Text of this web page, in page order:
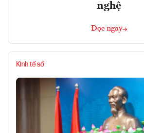
nghệ
Đọc ngay
Kinh tế số